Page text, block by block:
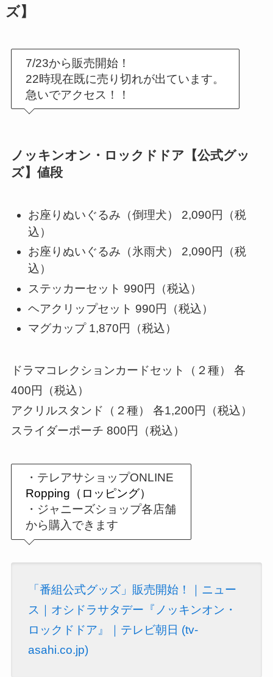
ズ】
7/23から販売開始！
22時現在既に売り切れが出ています。
急いでアクセス！！
ノッキンオン・ロックドドア【公式グッ
ズ】値段
お座りぬいぐるみ（倒理犬） 2,090円（税
込）
お座りぬいぐるみ（氷雨犬） 2,090円（税
込）
ステッカーセット 990円（税込）
ヘアクリップセット 990円（税込）
マグカップ 1,870円（税込）
ドラマコレクションカードセット（２種） 各
400円（税込）
アクリルスタンド（２種） 各1,200円（税込）
スライダーポーチ 800円（税込）
・テレアサショップONLINE
Ropping（ロッピング）
・ジャニーズショップ各店舗
から購入できます
「番組公式グッズ」販売開始！｜ニュー
ス｜オシドラサタデー『ノッキンオン・
ロックドドア』｜テレビ朝日 (tv-
asahi.co.jp)